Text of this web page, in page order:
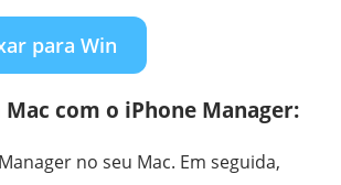
para Win
com o iPhone Manager:
no seu Mac. Em seguida,